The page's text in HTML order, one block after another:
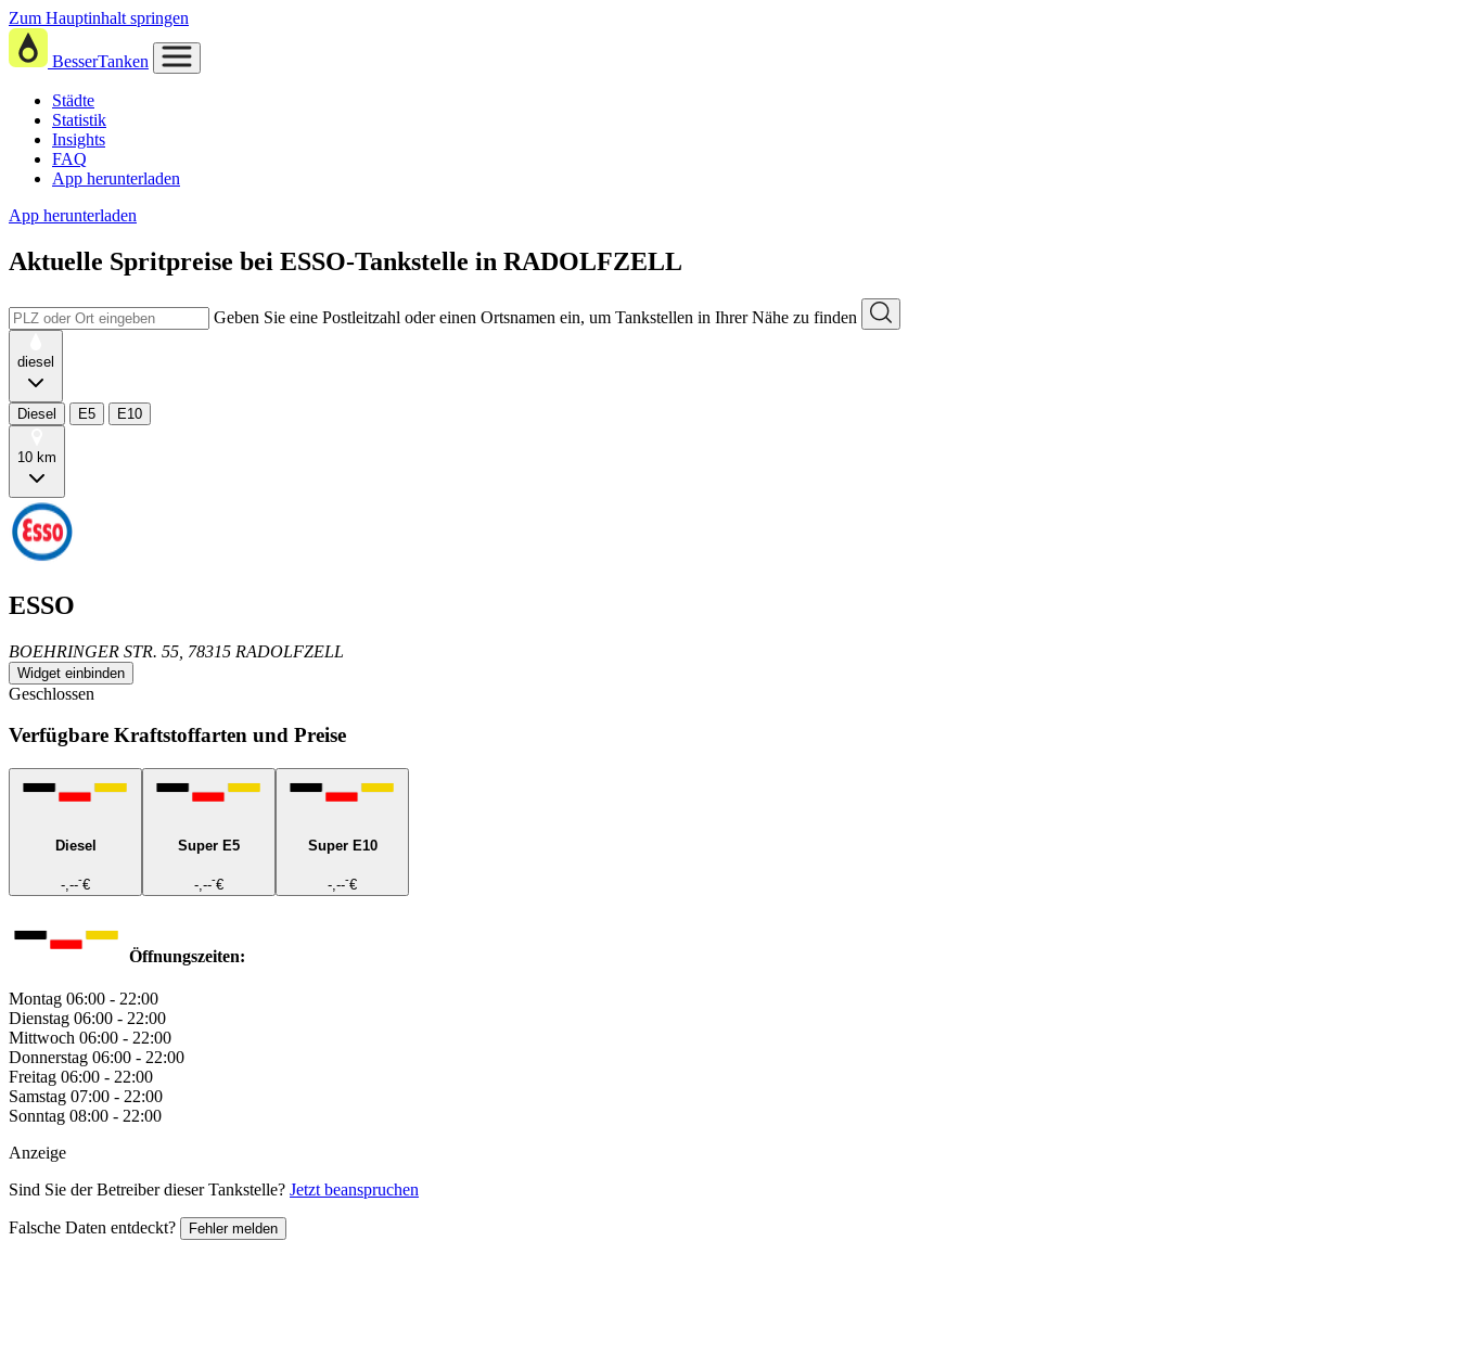
Zum Hauptinhalt springen
BesserTanken
Städte
Statistik
Insights
FAQ
App herunterladen
App herunterladen
Aktuelle Spritpreise bei ESSO-Tankstelle in RADOLFZELL
Geben Sie eine Postleitzahl oder einen Ortsnamen ein, um Tankstellen in Ihrer Nähe zu finden
diesel
Diesel E5 E10
10 km
ESSO
BOEHRINGER STR. 55, 78315 RADOLFZELL
Widget einbinden
Geschlossen
Verfügbare Kraftstoffarten und Preise
Diesel
-,---€
Super E5
-,---€
Super E10
-,---€
Öffnungszeiten:
Montag 06:00 - 22:00
Dienstag 06:00 - 22:00
Mittwoch 06:00 - 22:00
Donnerstag 06:00 - 22:00
Freitag 06:00 - 22:00
Samstag 07:00 - 22:00
Sonntag 08:00 - 22:00
Anzeige
Sind Sie der Betreiber dieser Tankstelle? Jetzt beanspruchen
Falsche Daten entdeckt? Fehler melden